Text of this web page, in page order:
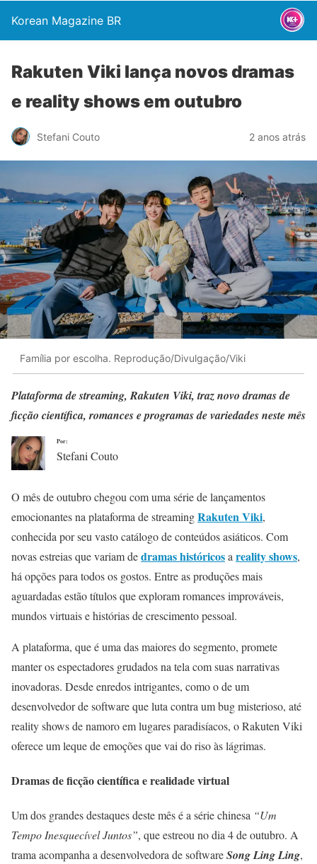
Korean Magazine BR
Rakuten Viki lança novos dramas
e reality shows em outubro
Stefani Couto 2 anos atrás
Família por escolha. Reprodução/Divulgação/Viki
Plataforma de streaming, Rakuten Viki, traz novo dramas de
ficção científica, romances e programas de variedades neste mês
Por:
Stefani Couto
O mês de outubro chegou com uma série de lançamentos
emocionantes na plataforma de streamingRakuten Viki,
conhecida por seu vasto catálogo de conteúdos asiáticos. Com
novas estreias que variam dedramas históricosa reality shows,
há opções para todos os gostos. Entre as produções mais
aguardadas estão títulos que exploram romances improváveis,
mundos virtuais e histórias de crescimento pessoal.
A plataforma, que é uma das maiores do segmento, promete
manter os espectadores grudados na tela com suas narrativas
inovadoras. Desde enredos intrigantes, como o de um
desenvolvedor de software que luta contra um bug misterioso, até
reality shows de namoro em lugares paradisíacos, o Rakuten Viki
oferece um leque de emoções que vai do riso às lágrimas.
Dramas de ficção científica e realidade virtual
Um dos grandes destaques deste mês é a série chinesa “Um
Tempo Inesquecível Juntos”, que estreou no dia 4 de outubro. A
trama acompanha a desenvolvedora de softwareSong Ling Ling,